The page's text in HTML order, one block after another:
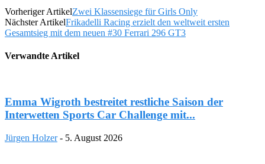
Vorheriger ArtikelZwei Klassensiege für Girls Only
Nächster ArtikelFrikadelli Racing erzielt den weltweit ersten
Gesamtsieg mit dem neuen #30 Ferrari 296 GT3
Verwandte Artikel
Emma Wigroth bestreitet restliche Saison der
Interwetten Sports Car Challenge mit...
Jürgen Holzer - 5. August 2026